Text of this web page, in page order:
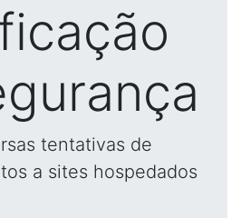
tentativas de
a sites hospedados